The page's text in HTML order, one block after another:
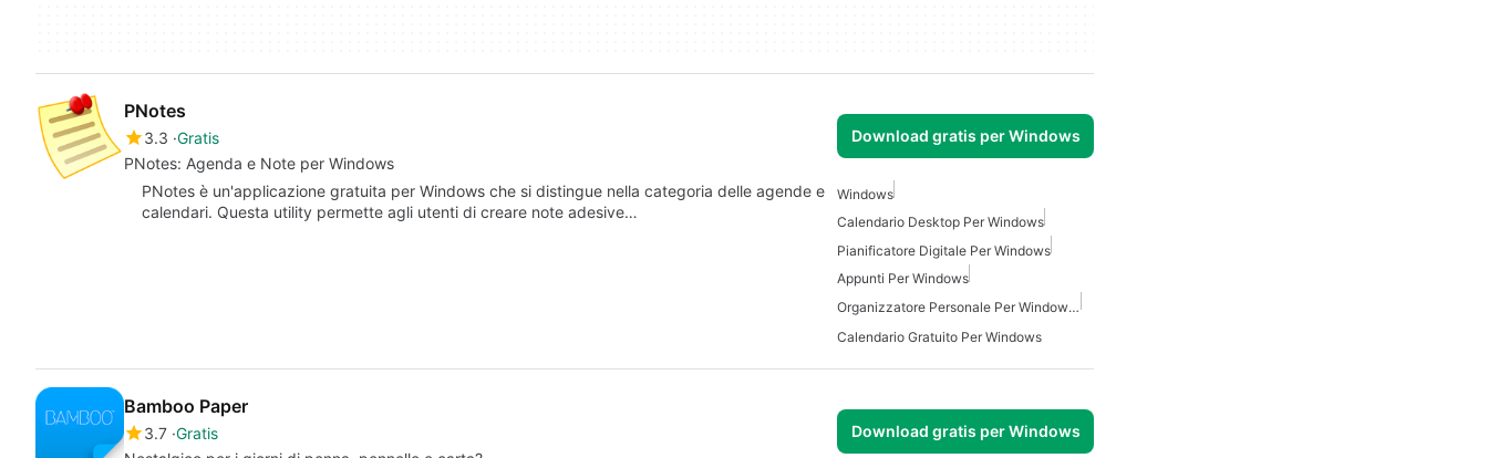
PNotes
3.3 Gratis
PNotes: Agenda e Note per Windows
Download gratis per Windows
PNotes è un'applicazione gratuita per Windows che si distingue nella categoria delle agende e
calendari. Questa utility permette agli utenti di creare note adesive…
Windows
Calendario Desktop Per Windows
Pianificatore Digitale Per Windows
Appunti Per Windows
Organizzatore Personale Per Windows 7
Calendario Gratuito Per Windows
Bamboo Paper
3.7 Gratis
Download gratis per Windows